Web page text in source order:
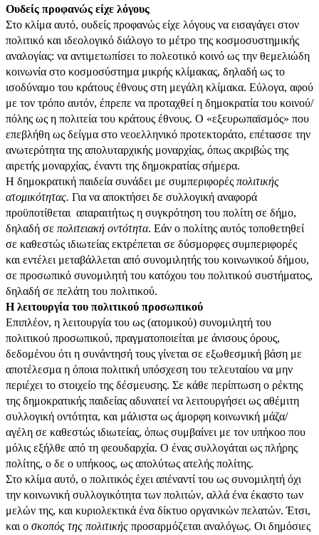
Ουδείς προφανώς είχε λόγους
Στο κλίμα αυτό, ουδείς προφανώς είχε λόγους να εισαγάγει στον
πολιτικό και ιδεολογικό διάλογο το μέτρο της κοσμοσυστημικής
αναλογίας: να αντιμετωπίσει το πολεοτικό κοινό ως την θεμελιώδη
κοινωνία στο κοσμοσύστημα μικρής κλίμακας, δηλαδή ως το
ισοδύναμο του κράτους έθνους στη μεγάλη κλίμακα. Εύλογα, αφού
με τον τρόπο αυτόν, έπρεπε να προταχθεί η δημοκρατία του κοινού/
πόλης ως η πολιτεία του κράτους έθνους. Ο «εξευρωπαϊσμός» που
επεβλήθη ως δείγμα στο νεοελληνικό προτεκτοράτο, επέτασσε την
ανωτερότητα της απολυταρχικής μοναρχίας, όπως ακριβώς της
αιρετής μοναρχίας, έναντι της δημοκρατίας σήμερα.
Η δημοκρατική παιδεία συνάδει με συμπεριφορές πολιτικής
ατομικότητας. Για να αποκτήσει δε συλλογική αναφορά
προϋποτίθεται απαραιτήτως η συγκρότηση του πολίτη σε δήμο,
δηλαδή σε πολιτειακή οντότητα. Εάν ο πολίτης αυτός τοποθετηθεί
σε καθεστώς ιδιωτείας εκτρέπεται σε δύσμορφες συμπεριφορές
και εντέλει μεταβάλλεται από συνομιλητής του κοινωνικού δήμου,
σε προσωπικό συνομιλητή του κατόχου του πολιτικού συστήματος,
δηλαδή σε πελάτη του πολιτικού.
Η λειτουργία του πολιτικού προσωπικού
Επιπλέον, η λειτουργία του ως (ατομικού) συνομιλητή του
πολιτικού προσωπικού, πραγματοποιείται με άνισους όρους,
δεδομένου ότι η συνάντησή τους γίνεται σε εξωθεσμική βάση με
αποτέλεσμα η όποια πολιτική υπόσχεση του τελευταίου να μην
περιέχει το στοιχείο της δέσμευσης. Σε κάθε περίπτωση ο ρέκτης
της δημοκρατικής παιδείας αδυνατεί να λειτουργήσει ως αθέμιτη
συλλογική οντότητα, και μάλιστα ως άμορφη κοινωνική μάζα/
αγέλη σε καθεστώς ιδιωτείας, όπως συμβαίνει με τον υπήκοο που
μόλις εξήλθε από τη φεουδαρχία. Ο ένας συλλογάται ως πλήρης
πολίτης, ο δε ο υπήκοος, ως απολύτως ατελής πολίτης.
Στο κλίμα αυτό, ο πολιτικός έχει απέναντί του ως συνομιλητή όχι
την κοινωνική συλλογικότητα των πολιτών, αλλά ένα έκαστο των
μελών της, και κυριολεκτικά ένα δίκτυο οργανικών πελατών. Έτσι,
και ο σκοπός της πολιτικής προσαρμόζεται αναλόγως. Οι δημόσιες